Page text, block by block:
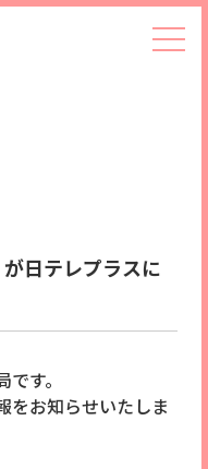
が日テレプラスに
す。
をお知らせいたしま